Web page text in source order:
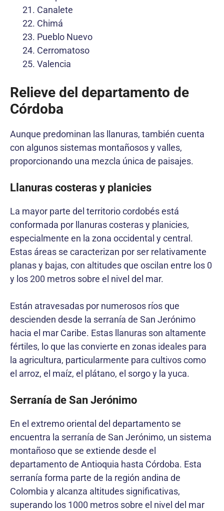
Canalete
Chimá
Pueblo Nuevo
Cerromatoso
Valencia
Relieve del departamento de
Córdoba
Aunque predominan las llanuras, también cuenta
con algunos sistemas montañosos y valles,
proporcionando una mezcla única de paisajes.
Llanuras costeras y planicies
La mayor parte del territorio cordobés está
conformada por llanuras costeras y planicies,
especialmente en la zona occidental y central.
Estas áreas se caracterizan por ser relativamente
planas y bajas, con altitudes que oscilan entre los 0
y los 200 metros sobre el nivel del mar.
Están atravesadas por numerosos ríos que
descienden desde la serranía de San Jerónimo
hacia el mar Caribe. Estas llanuras son altamente
fértiles, lo que las convierte en zonas ideales para
la agricultura, particularmente para cultivos como
el arroz, el maíz, el plátano, el sorgo y la yuca.
Serranía de San Jerónimo
En el extremo oriental del departamento se
encuentra la serranía de San Jerónimo, un sistema
montañoso que se extiende desde el
departamento de Antioquia hasta Córdoba. Esta
serranía forma parte de la región andina de
Colombia y alcanza altitudes significativas,
superando los 1000 metros sobre el nivel del mar